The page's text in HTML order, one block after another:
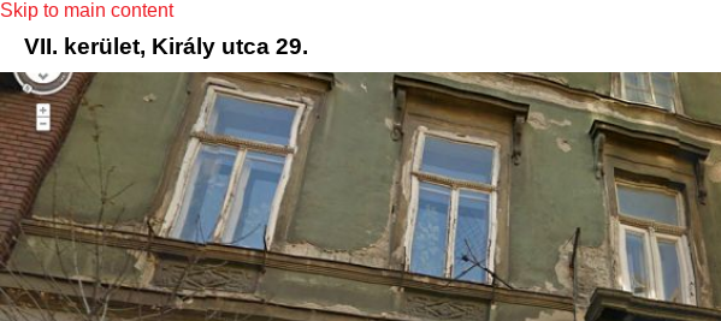
Skip to main content
VII. kerület, Király utca 29.